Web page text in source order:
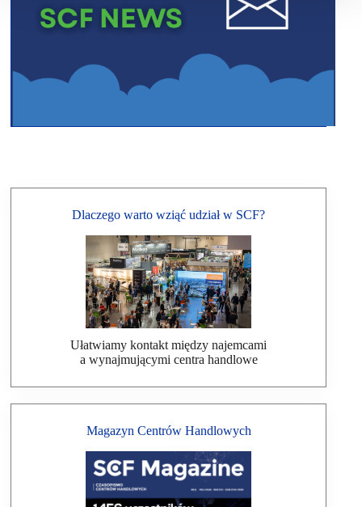
Dlaczego warto wziąć udział w SCF?
Ułatwiamy kontakt między najemcami
a wynajmującymi centra handlowe
Magazyn Centrów Handlowych